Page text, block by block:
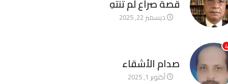
قصة صراع لم تنتهِ
ديسمبر 22, 2025
4
صدام الأشقاء
أكتوبر 1, 2025